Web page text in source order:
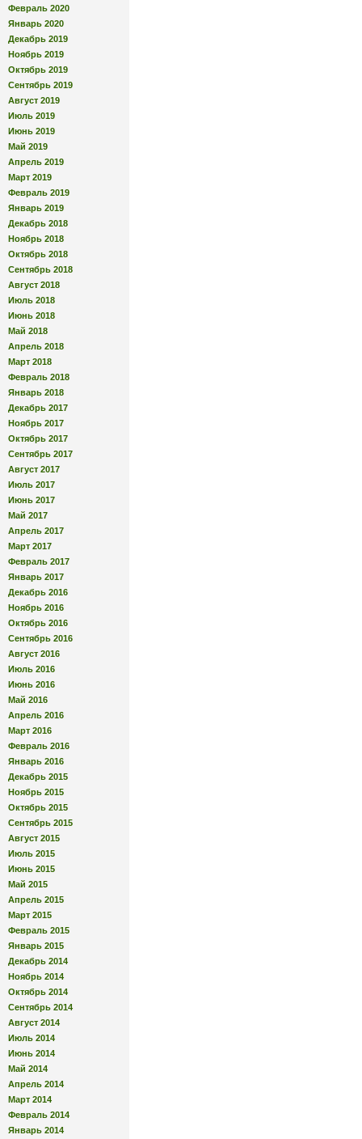
Февраль 2020
Январь 2020
Декабрь 2019
Ноябрь 2019
Октябрь 2019
Сентябрь 2019
Август 2019
Июль 2019
Июнь 2019
Май 2019
Апрель 2019
Март 2019
Февраль 2019
Январь 2019
Декабрь 2018
Ноябрь 2018
Октябрь 2018
Сентябрь 2018
Август 2018
Июль 2018
Июнь 2018
Май 2018
Апрель 2018
Март 2018
Февраль 2018
Январь 2018
Декабрь 2017
Ноябрь 2017
Октябрь 2017
Сентябрь 2017
Август 2017
Июль 2017
Июнь 2017
Май 2017
Апрель 2017
Март 2017
Февраль 2017
Январь 2017
Декабрь 2016
Ноябрь 2016
Октябрь 2016
Сентябрь 2016
Август 2016
Июль 2016
Июнь 2016
Май 2016
Апрель 2016
Март 2016
Февраль 2016
Январь 2016
Декабрь 2015
Ноябрь 2015
Октябрь 2015
Сентябрь 2015
Август 2015
Июль 2015
Июнь 2015
Май 2015
Апрель 2015
Март 2015
Февраль 2015
Январь 2015
Декабрь 2014
Ноябрь 2014
Октябрь 2014
Сентябрь 2014
Август 2014
Июль 2014
Июнь 2014
Май 2014
Апрель 2014
Март 2014
Февраль 2014
Январь 2014